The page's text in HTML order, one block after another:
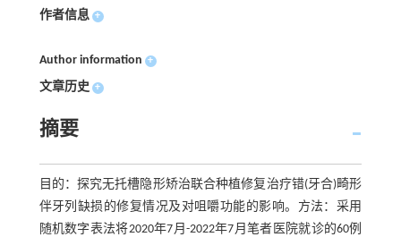
作者信息 +
Author information +
文章历史 +
摘要
目的：探究无托槽隐形矫治联合种植修复治疗错(牙合)畸形
伴牙列缺损的修复情况及对咀嚼功能的影响。方法：采用
随机数字表法将2020年7月-2022年7月笔者医院就诊的60例